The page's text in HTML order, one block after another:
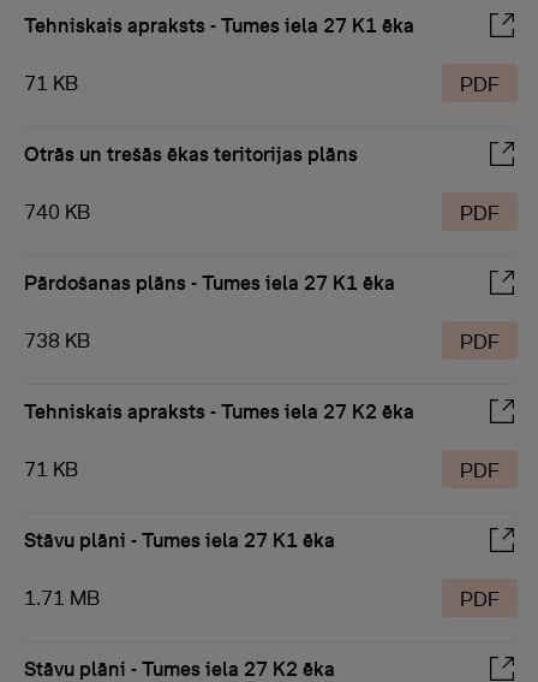
Tehniskais apraksts - Tumes iela 27 K1 ēka
71 KB PDF
Otrās un trešās ēkas teritorijas plāns
740 KB PDF
Pārdošanas plāns - Tumes iela 27 K1 ēka
738 KB PDF
Tehniskais apraksts - Tumes iela 27 K2 ēka
71 KB PDF
Stāvu plāni - Tumes iela 27 K1 ēka
1.71 MB PDF
Stāvu plāni - Tumes iela 27 K2 ēka